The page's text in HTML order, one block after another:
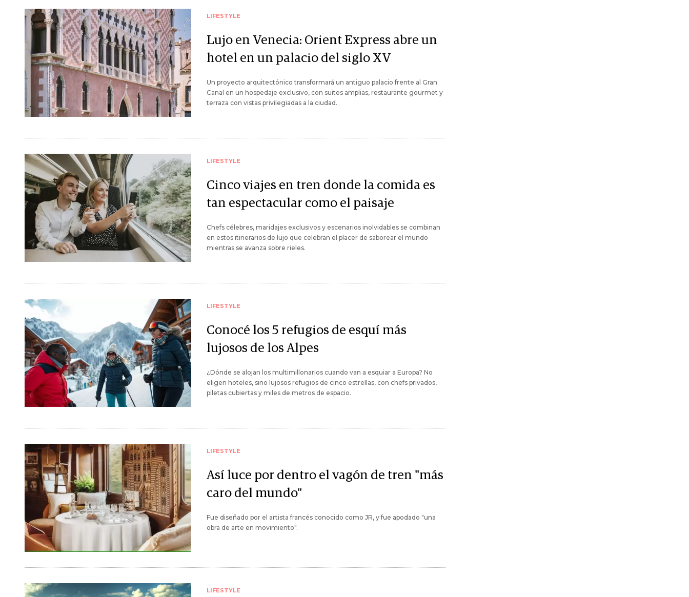
LIFESTYLE
Lujo en Venecia: Orient Express abre un
hotel en un palacio del siglo XV
Un proyecto arquitectónico transformará un antiguo palacio frente al Gran
Canal en un hospedaje exclusivo, con suites amplias, restaurante gourmet y
terraza con vistas privilegiadas a la ciudad.
LIFESTYLE
Cinco viajes en tren donde la comida es
tan espectacular como el paisaje
Chefs célebres, maridajes exclusivos y escenarios inolvidables se combinan
en estos itinerarios de lujo que celebran el placer de saborear el mundo
mientras se avanza sobre rieles.
LIFESTYLE
Conocé los 5 refugios de esquí más
lujosos de los Alpes
¿Dónde se alojan los multimillonarios cuando van a esquiar a Europa? No
eligen hoteles, sino lujosos refugios de cinco estrellas, con chefs privados,
piletas cubiertas y miles de metros de espacio.
LIFESTYLE
Así luce por dentro el vagón de tren "más
caro del mundo"
Fue diseñado por el artista francés conocido como JR, y fue apodado "una
obra de arte en movimiento".
LIFESTYLE